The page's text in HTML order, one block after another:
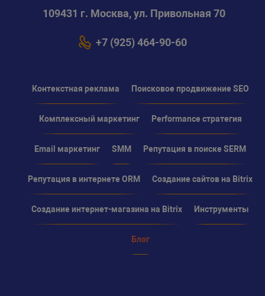
109431 г. Москва, ул. Привольная 70
+7 (925) 464-90-60
Контекстная реклама Поисковое продвижение SEO
Комплексный маркетинг Performance стратегия
Email маркетинг SMM Репутация в поиске SERM
Репутация в интернете ORM Создание сайтов на Bitrix
Создание интернет-магазина на Bitrix Инструменты
Блог